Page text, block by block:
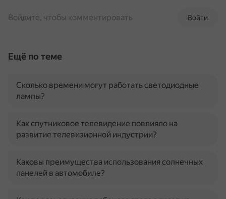
Войти
Войдите, чтобы комментировать
Ещё по теме
Сколько времени могут работать светодиодные
лампы?
Как спутниковое телевидение повлияло на
развитие телевизионной индустрии?
Каковы преимущества использования солнечных
панелей в автомобиле?